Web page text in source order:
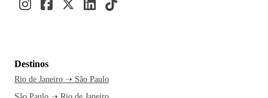
Destinos
Rio de Janeiro ➝ São Paulo